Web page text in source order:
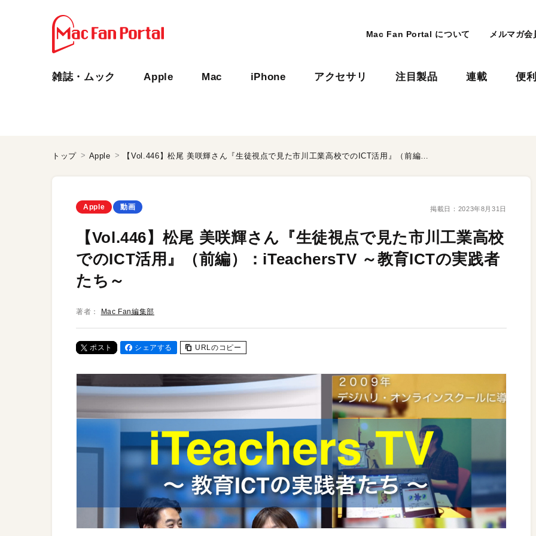
Mac Fan Portal について メルマガ会
雑誌・ムック Apple Mac iPhone アクセサリ 注目製品 連載 便
トップ Apple 【Vol.446】松尾 美咲輝さん『生徒視点で見た市川工業高校でのICT活用』（前編）：iTeachersTV ～教育ICTの実践者たち～
Apple 動画 掲載日： 2023年8月31日
【Vol.446】松尾 美咲輝さん『生徒視点で見た市川工業高校
でのICT活用』（前編）：iTeachersTV ～教育ICTの実践者
たち～
著者： Mac Fan編集部
ポスト シェアする URLのコピー